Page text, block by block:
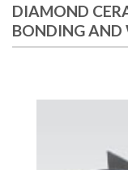
DIAMOND
BONDING AND